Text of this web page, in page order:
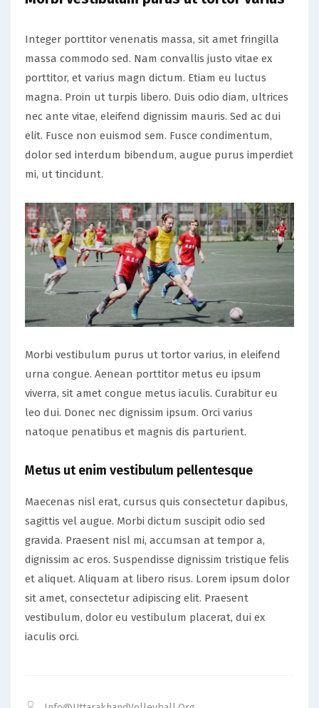
Integer porttitor venenatis massa, sit amet fringilla
massa commodo sed. Nam convallis justo vitae ex
porttitor, et varius magn dictum. Etiam eu luctus
magna. Proin ut turpis libero. Duis odio diam, ultrices
nec ante vitae, eleifend dignissim mauris. Sed ac dui
elit. Fusce non euismod sem. Fusce condimentum,
dolor sed interdum bibendum, augue purus imperdiet
mi, ut tincidunt.
Morbi vestibulum purus ut tortor varius, in eleifend
urna congue. Aenean porttitor metus eu ipsum
viverra, sit amet congue metus iaculis. Curabitur eu
leo dui. Donec nec dignissim ipsum. Orci varius
natoque penatibus et magnis dis parturient.
Metus ut enim vestibulum pellentesque
Maecenas nisl erat, cursus quis consectetur dapibus,
sagittis vel augue. Morbi dictum suscipit odio sed
gravida. Praesent nisl mi, accumsan at tempor a,
dignissim ac eros. Suspendisse dignissim tristique felis
et aliquet. Aliquam at libero risus. Lorem ipsum dolor
sit amet, consectetur adipiscing elit. Praesent
vestibulum, dolor eu vestibulum placerat, dui ex
iaculis orci.